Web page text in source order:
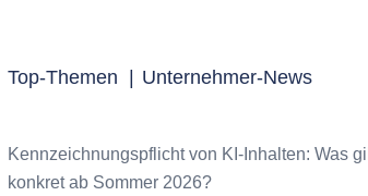
Top-Themen | Unternehmer-News
Kennzeichnungspflicht von KI-Inhalten: Was
konkret ab Sommer 2026?